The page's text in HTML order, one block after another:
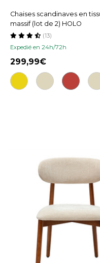
Chaises scandinaves en
massif (lot de 2) HOLO
Expedié en 24h/72h
(13)
299,99